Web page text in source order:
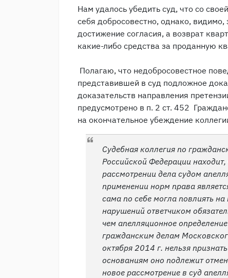
Нам удалось убедить суд, что со
себя добросовестно, однако,
достижение согласия, а возврат
какие-либо средства за проданную
Полагаю, что недобросовестное
представившей в суд подложное
доказательств направления
предусмотрено в п. 2 ст. 452
на окончательное убеждение
Судебная коллегия по
Российской Федерации
рассмотрении дела судом
применении норм права
сама по себе могла повлиять
нарушений ответчиком
чем апелляционное
гражданским делам
октября 2014 г. нельзя
основаниям оно подлежит
новое рассмотрение в суд